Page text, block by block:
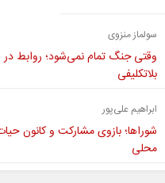
سولماز منزوی
وقتی جنگ تمام نمی‌شود؛ روابط در
بلاتکلیفی
ابراهیم علی‌پور
شوراها؛ بازوی مشارکت و کانون
محلی